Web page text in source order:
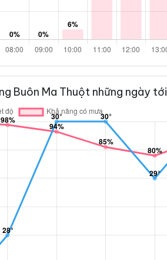
Buôn Ma Thuột những ngày tới